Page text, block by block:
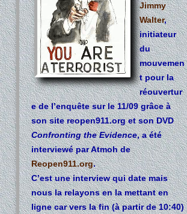
Jimmy
Walter,
initiateur
du
mouvemen
t pour la
réouvertur
e de l’enquête sur le 11/09 grâce à
son site reopen911.org et son DVD
Confronting the Evidence, a été
interviewé par Atmoh de
Reopen911.org.
C’est une interview qui date mais
nous la relayons en la mettant en
ligne car vers la fin (à partir de 10:40)